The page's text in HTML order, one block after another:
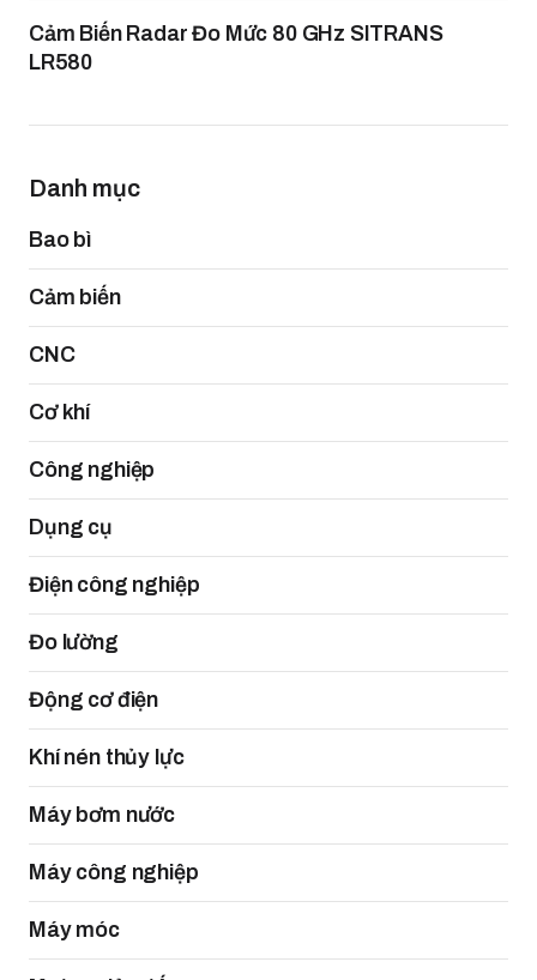
Cảm Biến Radar Đo Mức 80 GHz SITRANS
LR580
Danh mục
Bao bì
Cảm biến
CNC
Cơ khí
Công nghiệp
Dụng cụ
Điện công nghiệp
Đo lường
Động cơ điện
Khí nén thủy lực
Máy bơm nước
Máy công nghiệp
Máy móc